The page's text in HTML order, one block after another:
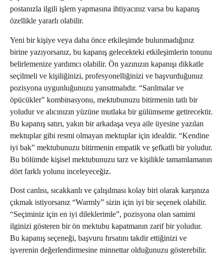
postanızla ilgili işlem yapmasına ihtiyacınız varsa bu kapanış
özellikle yararlı olabilir.
Yeni bir kişiye veya daha önce etkileşimde bulunmadığınız
birine yazıyorsanız, bu kapanış gelecekteki etkileşimlerin tonunu
belirlemenize yardımcı olabilir. Ön yazınızın kapanışı dikkatle
seçilmeli ve kişiliğinizi, profesyonelliğinizi ve başvurduğunuz
pozisyona uygunluğunuzu yansıtmalıdır. “Sarılmalar ve
öpücükler” kombinasyonu, mektubunuzu bitirmenin tatlı bir
yoludur ve alıcınızın yüzüne mutlaka bir gülümseme getirecektir.
Bu kapanış satırı, yakın bir arkadaşa veya aile üyesine yazılan
mektuplar gibi resmi olmayan mektuplar için idealdir. “Kendine
iyi bak” mektubunuzu bitirmenin empatik ve şefkatli bir yoludur.
Bu bölümde kişisel mektubunuzu tarz ve kişilikle tamamlamanın
dört farklı yolunu inceleyeceğiz.
Dost canlısı, sıcakkanlı ve çalışılması kolay biri olarak karşınıza
çıkmak istiyorsanız “Warmly” sizin için iyi bir seçenek olabilir.
“Seçiminiz için en iyi dileklerimle”, pozisyona olan samimi
ilginizi gösteren bir ön mektubu kapatmanın zarif bir yoludur.
Bu kapanış seçeneği, başvuru fırsatını takdir ettiğinizi ve
işverenin değerlendirmesine minnettar olduğunuzu gösterebilir.